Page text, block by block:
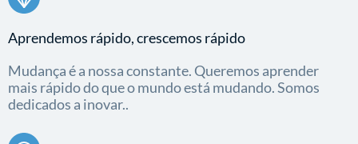
Aprendemos rápido, crescemos rápido
Mudança é a nossa constante. Queremos aprender
mais rápido do que o mundo está mudando. Somos
dedicados a inovar..